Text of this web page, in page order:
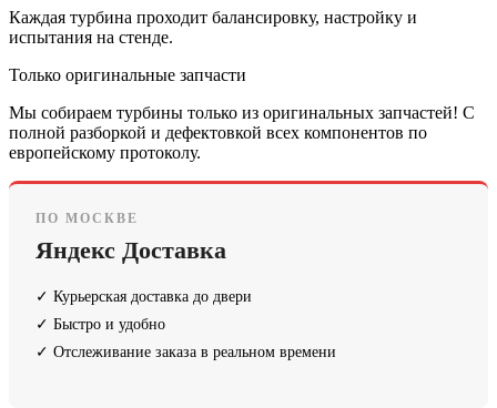
Каждая турбина проходит балансировку, настройку и
испытания на стенде.
Только оригинальные запчасти
Мы собираем турбины только из оригинальных запчастей! С
полной разборкой и дефектовкой всех компонентов по
европейскому протоколу.
ПО МОСКВЕ
Яндекс Доставка
✓ Курьерская доставка до двери
✓ Быстро и удобно
✓ Отслеживание заказа в реальном времени